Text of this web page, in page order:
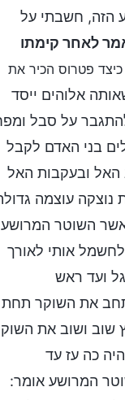
הזה, חשבתי על
לאחר קימתו
פטרוס הכיר את
אלוהים ייסד
על סבל
בני האדם לקבל
האל ובעקבות האל
עוצמה
השוטר המרושע
אותי לאורך
ועד ראש
תחב את השוקר תחת
שוב ושוב את
כה עז עד
המרושע אומר: